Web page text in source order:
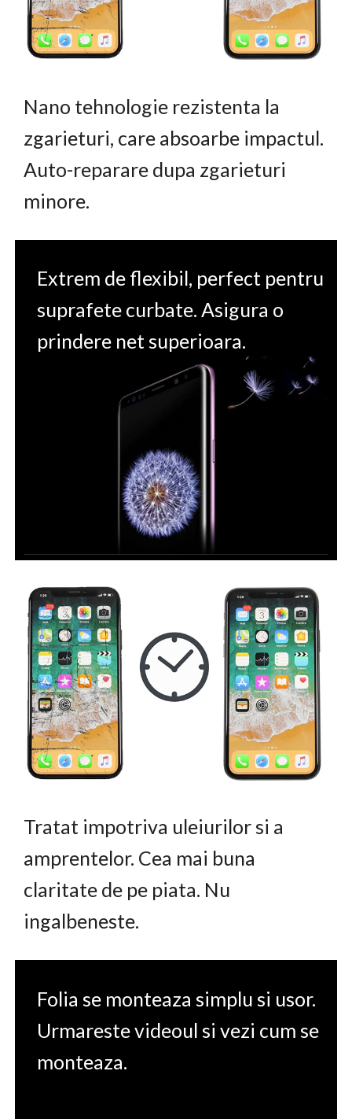
Nano tehnologie rezistenta la
zgarieturi, care absoarbe impactul.
Auto-reparare dupa zgarieturi
minore.
Extrem de flexibil, perfect pentru
suprafete curbate. Asigura o
prindere net superioara.
Tratat impotriva uleiurilor si a
amprentelor. Cea mai buna
claritate de pe piata. Nu
ingalbeneste.
Folia se monteaza simplu si usor.
Urmareste videoul si vezi cum se
monteaza.